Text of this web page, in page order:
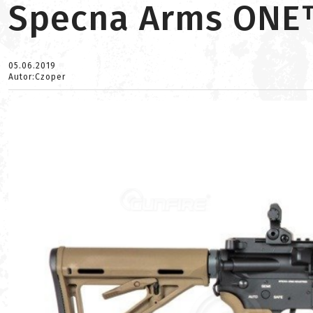
Specna Arms
05.06.2019
Autor:Czoper